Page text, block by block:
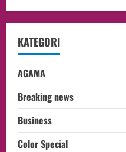
KATEGORI
AGAMA
Breaking news
Business
Color Special